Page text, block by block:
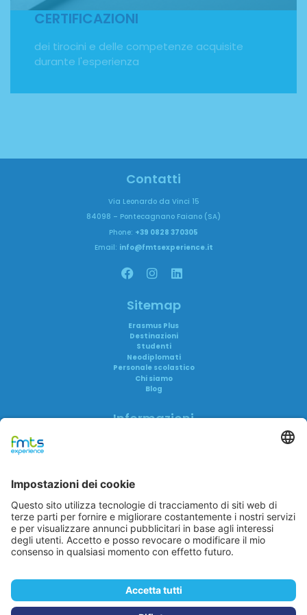
CERTIFICAZIONI
dei tirocini e delle competenze acquisite
durante l'esperienza
una marcia in più.
Contatti
Via Leonardo da Vinci 15
84098 – Pontecagnano Faiano (SA)
Phone: +39 0828 370305
Email: info@fmtsexperience.it
Sitemap
Erasmus Plus
Destinazioni
Studenti
Neodiplomati
Personale scolastico
Chi siamo
Blog
Informazioni
FMTS Group
FMTS Lavoro
FMTS Formazione
Eduwork
Itaca Education
In Cibum